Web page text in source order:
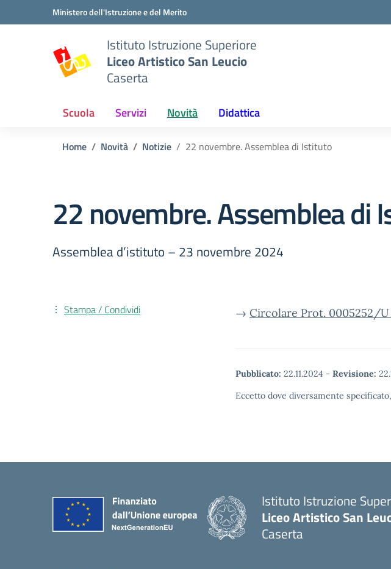
Vai ai contenuti
Vai al menu di navigazioneMinistero dell'Istruzione e del Merito
Istituto Istruzione Superiore
Liceo Artistico San Leucio
Caserta
Scuola Servizi Novità Didattica
Home Novità Notizie 22 novembre. Assemblea di Istituto
22 novembre. Assemblea di
Assemblea d’istituto – 23 novembre 2024
→ Circolare Prot. 0005252/U
Pubblicato: 22.11.2024 - Revisione:
Eccetto dove diversamente
Stampa / Condividi
Istituto Istruzione
Liceo Artistico San
Caserta